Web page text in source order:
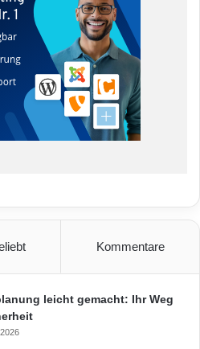
Kommentare
leicht gemacht: Ihr Weg